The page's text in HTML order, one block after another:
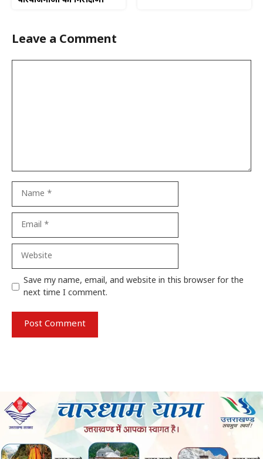
Leave a Comment
Website
Save my name, email, and website in this browser for the
next time I comment.